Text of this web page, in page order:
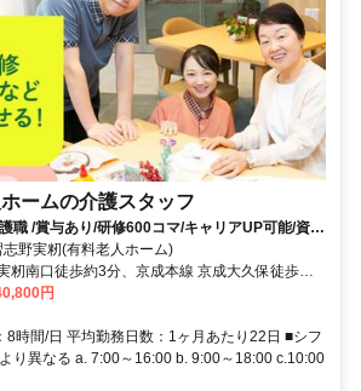
ームの介護スタッフ
職 /賞与あり/研修600コマ/キャリアUP可能/資格
時間以内/記録システムの導入で業務負担を軽
る環境★キャリアUPもマイペースに働きたいも
野実籾(有料老人ホーム)
籾南口徒歩約3分、京成本線 京成大久保徒歩約
代台西口徒歩約38分 京成本線「実籾」駅から徒
円
8時間/日 平均勤務日数：1ヶ月あたり22日 ■シフ
り異なる a. 7:00～16:00 b. 9:00～18:00 c.10:00